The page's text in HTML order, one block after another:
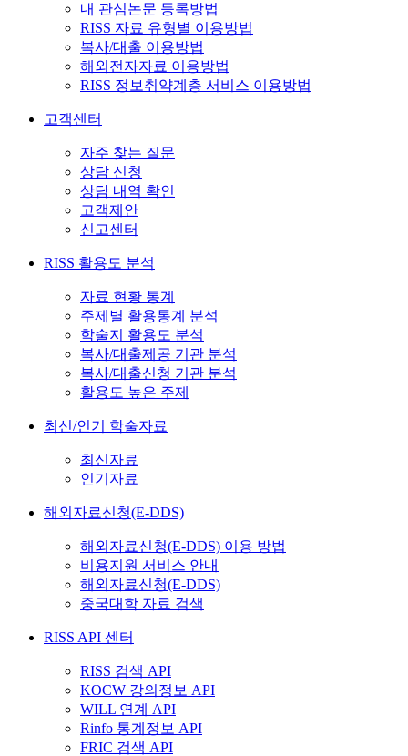
내 관심논문 등록방법
RISS 자료 유형별 이용방법
복사/대출 이용방법
해외전자자료 이용방법
RISS 정보취약계층 서비스 이용방법
고객센터
자주 찾는 질문
상담 신청
상담 내역 확인
고객제안
신고센터
RISS 활용도 분석
자료 현황 통계
주제별 활용통계 분석
학술지 활용도 분석
복사/대출제공 기관 분석
복사/대출신청 기관 분석
활용도 높은 주제
최신/인기 학술자료
최신자료
인기자료
해외자료신청(E-DDS)
해외자료신청(E-DDS) 이용 방법
비용지원 서비스 안내
해외자료신청(E-DDS)
중국대학 자료 검색
RISS API 센터
RISS 검색 API
KOCW 강의정보 API
WILL 연계 API
Rinfo 통계정보 API
FRIC 검색 API